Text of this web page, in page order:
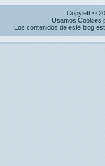
Copyleft ©
Usamos Cookies
Los contenidos de este blog